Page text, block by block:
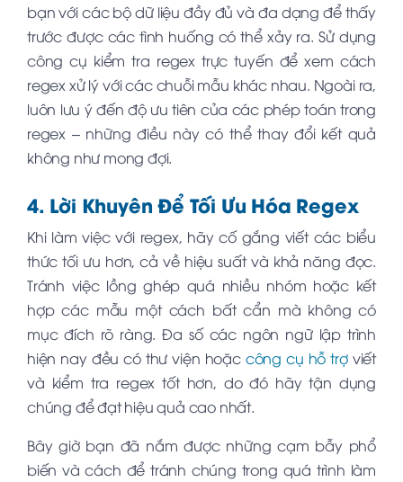
bạn với các bộ dữ liệu đầy đủ và đa dạng để thấy
trước được các tình huống có thể xảy ra. Sử dụng
công cụ kiểm tra regex trực tuyến để xem cách
regex xử lý với các chuỗi mẫu khác nhau. Ngoài ra,
luôn lưu ý đến độ ưu tiên của các phép toán trong
regex – những điều này có thể thay đổi kết quả
không như mong đợi.
4. Lời Khuyên Để Tối Ưu Hóa Regex
Khi làm việc với regex, hãy cố gắng viết các biểu
thức tối ưu hơn, cả về hiệu suất và khả năng đọc.
Tránh việc lồng ghép quá nhiều nhóm hoặc kết
hợp các mẫu một cách bất cẩn mà không có
mục đích rõ ràng. Đa số các ngôn ngữ lập trình
hiện nay đều có thư viện hoặc công cụ hỗ trợviết
và kiểm tra regex tốt hơn, do đó hãy tận dụng
chúng để đạt hiệu quả cao nhất.
Bây giờ bạn đã nắm được những cạm bẫy phổ
biến và cách để tránh chúng trong quá trình làm